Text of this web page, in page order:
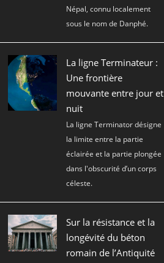
Népal, connu localement
sous le nom de Danphé.
La ligne Terminateur :
Une frontière
mouvante entre jour et
nuit
La ligne Terminator désigne
la limite entre la partie
éclairée et la partie plongée
dans l'obscurité d’un corps
céleste.
Sur la résistance et la
longévité du béton
romain de l’Antiquité